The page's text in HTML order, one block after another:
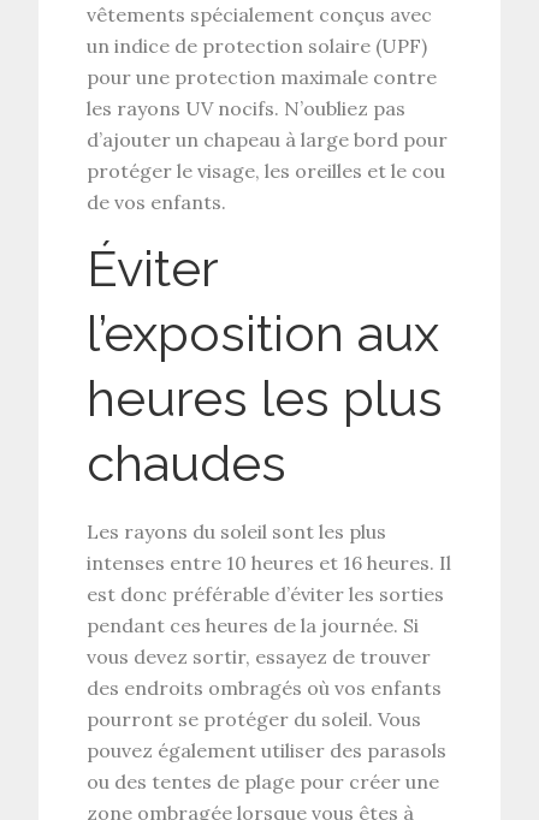
vêtements spécialement conçus avec
un indice de protection solaire (UPF)
pour une protection maximale contre
les rayons UV nocifs. N’oubliez pas
d’ajouter un chapeau à large bord pour
protéger le visage, les oreilles et le cou
de vos enfants.
Éviter
l’exposition aux
heures les plus
chaudes
Les rayons du soleil sont les plus
intenses entre 10 heures et 16 heures. Il
est donc préférable d’éviter les sorties
pendant ces heures de la journée. Si
vous devez sortir, essayez de trouver
des endroits ombragés où vos enfants
pourront se protéger du soleil. Vous
pouvez également utiliser des parasols
ou des tentes de plage pour créer une
zone ombragée lorsque vous êtes à